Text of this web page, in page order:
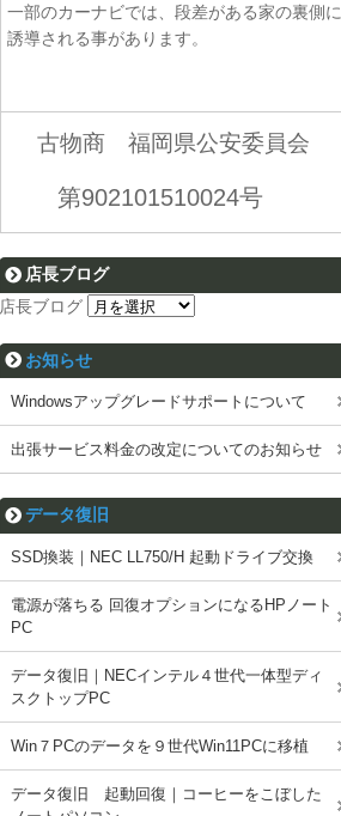
一部のカーナビでは、段差がある家の裏側に
誘導される事があります。
古物商 福岡県公安委員会
第902101510024号
店長ブログ
店長ブログ
お知らせ
Windowsアップグレードサポートについて
出張サービス料金の改定についてのお知らせ
データ復旧
SSD換装｜NEC LL750/H 起動ドライブ交換
電源が落ちる 回復オプションになるHPノート
PC
データ復旧｜NECインテル４世代一体型ディ
スクトップPC
Win７PCのデータを９世代Win11PCに移植
データ復旧 起動回復｜コーヒーをこぼした